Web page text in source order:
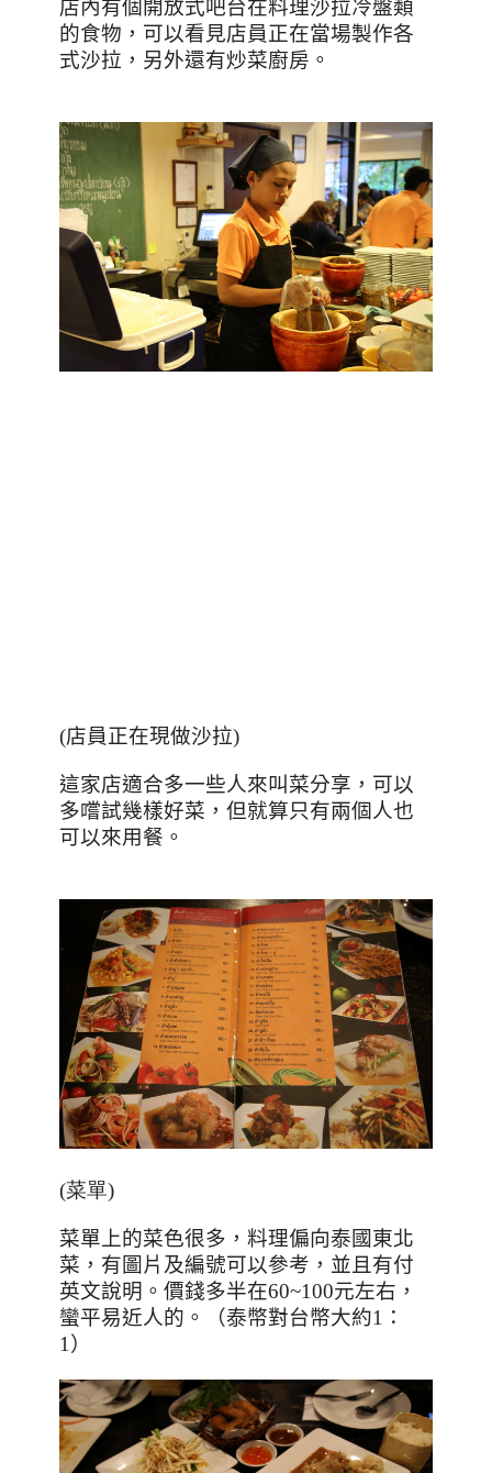
店內有個開放式吧台在料理沙拉冷盤類
的食物，可以看見店員正在當場製作各
式沙拉，另外還有炒菜廚房。
(店員正在現做沙拉)
這家店適合多一些人來叫菜分享，可以
多嚐試幾樣好菜，但就算只有兩個人也
可以來用餐。
(菜單)
菜單上的菜色很多，料理偏向泰國東北
菜，有圖片及編號可以參考，並且有付
英文說明。價錢多半在60~100元左右，
蠻平易近人的。（泰幣對台幣大約1 ：
1 ）